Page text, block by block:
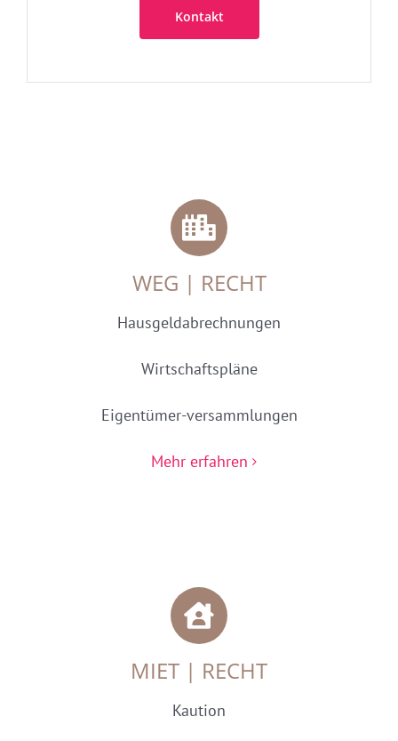
Kontakt
WEG | RECHT
Hausgeldabrechnungen
Wirtschaftspläne
Eigentümer-versammlungen
Mehr erfahren
MIET | RECHT
Kaution